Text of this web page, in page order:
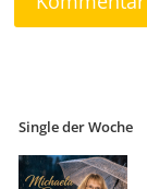
Single der Woche